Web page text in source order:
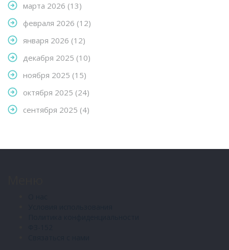
марта 2026 (13)
февраля 2026 (12)
января 2026 (12)
декабря 2025 (10)
ноября 2025 (15)
октября 2025 (24)
сентября 2025 (4)